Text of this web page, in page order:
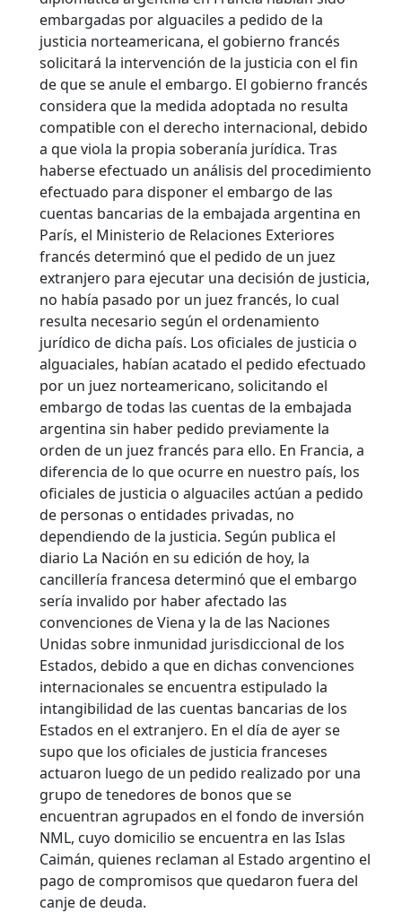
embargadas por alguaciles a pedido de la
justicia norteamericana, el gobierno francés
solicitará la intervención de la justicia con el fin
de que se anule el embargo. El gobierno francés
considera que la medida adoptada no resulta
compatible con el derecho internacional, debido
a que viola la propia soberanía jurídica. Tras
haberse efectuado un análisis del procedimiento
efectuado para disponer el embargo de las
cuentas bancarias de la embajada argentina en
París, el Ministerio de Relaciones Exteriores
francés determinó que el pedido de un juez
extranjero para ejecutar una decisión de justicia,
no había pasado por un juez francés, lo cual
resulta necesario según el ordenamiento
jurídico de dicha país. Los oficiales de justicia o
alguaciales, habían acatado el pedido efectuado
por un juez norteamericano, solicitando el
embargo de todas las cuentas de la embajada
argentina sin haber pedido previamente la
orden de un juez francés para ello. En Francia, a
diferencia de lo que ocurre en nuestro país, los
oficiales de justicia o alguaciles actúan a pedido
de personas o entidades privadas, no
dependiendo de la justicia. Según publica el
diario La Nación en su edición de hoy, la
cancillería francesa determinó que el embargo
sería invalido por haber afectado las
convenciones de Viena y la de las Naciones
Unidas sobre inmunidad jurisdiccional de los
Estados, debido a que en dichas convenciones
internacionales se encuentra estipulado la
intangibilidad de las cuentas bancarias de los
Estados en el extranjero. En el día de ayer se
supo que los oficiales de justicia franceses
actuaron luego de un pedido realizado por una
grupo de tenedores de bonos que se
encuentran agrupados en el fondo de inversión
NML, cuyo domicilio se encuentra en las Islas
Caimán, quienes reclaman al Estado argentino el
pago de compromisos que quedaron fuera del
canje de deuda.